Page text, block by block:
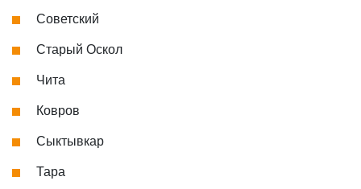
Советский
Старый Оскол
Чита
Ковров
Сыктывкар
Тара